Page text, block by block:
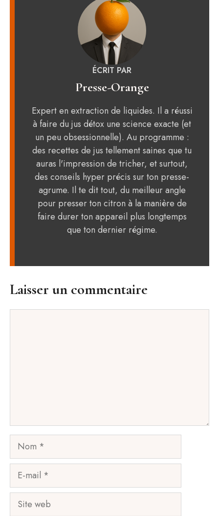
ÉCRIT PAR
Presse-Orange
Expert en extraction de liquides. Il a réussi
à faire du jus détox une science exacte (et
un peu obsessionnelle). Au programme :
des recettes de jus tellement saines que tu
auras l'impression de tricher, et surtout,
des conseils hyper précis sur ton presse-
agrume. Il te dit tout, du meilleur angle
pour presser ton citron à la manière de
faire durer ton appareil plus longtemps
que ton dernier régime.
Laisser un commentaire
Nom
mail
Site
web